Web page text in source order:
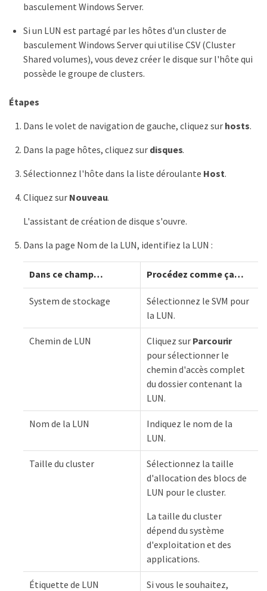
basculement Windows Server.
Si un LUN est partagé par les hôtes d'un cluster de
basculement Windows Server qui utilise CSV (Cluster
Shared volumes), vous devez créer le disque sur l'hôte qui
possède le groupe de clusters.
Étapes
Dans le volet de navigation de gauche, cliquez sur hosts.
Dans la page hôtes, cliquez sur disques.
Sélectionnez l'hôte dans la liste déroulante Host.
Cliquez sur Nouveau.
L'assistant de création de disque s'ouvre.
Dans la page Nom de la LUN, identifiez la LUN :
Dans ce champ…​ Procédez comme ça…​
System de stockage
Sélectionnez le SVM pour
la LUN.
Chemin de LUN Cliquez sur Parcourir
pour sélectionner le
chemin d'accès complet
du dossier contenant la
LUN.
Nom de la LUN
Indiquez le nom de la
LUN.
Taille du cluster
Sélectionnez la taille
d'allocation des blocs de
LUN pour le cluster.
La taille du cluster
dépend du système
d'exploitation et des
applications.
Étiquette de LUN
Si vous le souhaitez,